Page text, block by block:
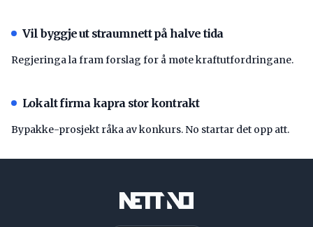
Vil byggje ut straumnett på halve tida
Regjeringa la fram forslag for å møte kraftutfordringane.
Lokalt firma kapra stor kontrakt
Bypakke-prosjekt råka av konkurs. No startar det opp att.